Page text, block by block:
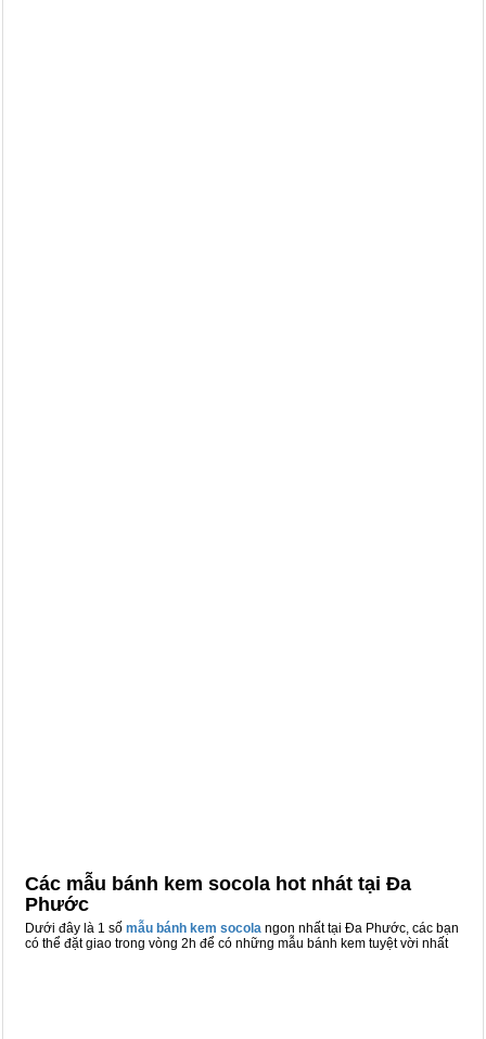
Các mẫu bánh kem socola hot nhát tại Đa
Phước
Dưới đây là 1 số mẫu bánh kem socola ngon nhất tại Đa Phước, các bạn
có thể đặt giao trong vòng 2h để có những mẫu bánh kem tuyệt vời nhất